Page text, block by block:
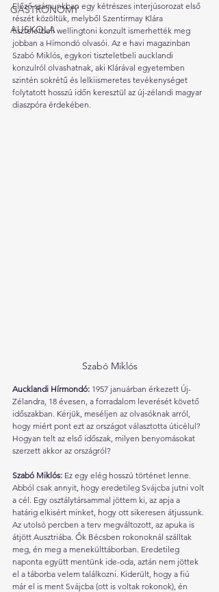
GASTRONOMY
AUSKOLA
Előző számunkban egy kétrészes interjúsorozat első
részét közöltük, melyből Szentirmay Klára
tiszteletbeli wellingtoni konzult ismerhették meg
jobban a Hímondó olvasói. Az e havi magazinban
Szabó Miklós, egykori tiszteletbeli aucklandi
konzulról olvashatnak, aki Klárával egyetemben
szintén sokrétű és lelkiismeretes tevékenységet
folytatott hosszú időn keresztül az új-zélandi magyar
diaszpóra érdekében.
Szabó Miklós
Aucklandi Hírmondó: 1957 januárban érkezett Új-
Zélandra, 18 évesen, a forradalom leverését követő
időszakban. Kérjük, meséljen az olvasóknak arról,
hogy miért pont ezt az országot választotta úticélul?
Hogyan telt az első időszak, milyen benyomásokat
szerzett akkor az országról?
Szabó Miklós: Ez egy elég hosszú történet lenne.
Abból csak annyit, hogy eredetileg Svájcba jutni volt
a cél. Egy osztálytársammal jöttem ki, az apja a
határig elkisért minket, hogy ott sikeresen átjussunk.
Az utolsó percben a terv megváltozott, az apuka is
átjött Ausztriába. Ők Bécsben rokonoknál szálltak
meg, én meg a menekülttáborban. Eredetileg
naponta együtt mentünk ide-oda, aztán nem jöttek
el a táborba velem találkozni. Kiderült, hogy a fiú
már el is ment Svájcba (ott is voltak rokonok), én